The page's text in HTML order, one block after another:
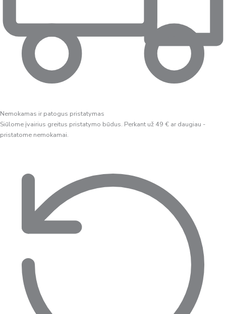
Nemokamas ir patogus pristatymas
Siūlome įvairius greitus pristatymo būdus. Perkant už 49 € ar daugiau -
pristatome nemokamai.